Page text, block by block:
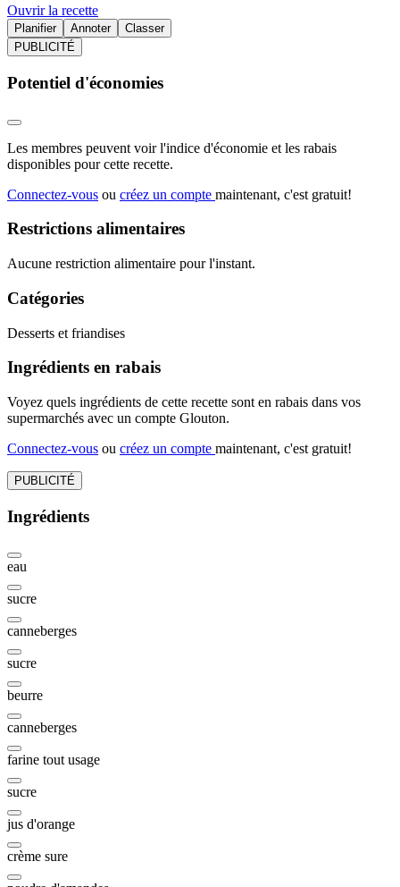
Ouvrir la recette
Planifier Annoter
Classer
PUBLICITÉ
Potentiel d'économies
Les membres peuvent voir l'indice d'économie et les rabais
disponibles pour cette recette.
Connectez-vous ou créez un compte maintenant, c'est gratuit!
Restrictions alimentaires
Aucune restriction alimentaire pour l'instant.
Catégories
Desserts et friandises
Ingrédients en rabais
Voyez quels ingrédients de cette recette sont en rabais dans vos
supermarchés avec un compte Glouton.
Connectez-vous ou créez un compte maintenant, c'est gratuit!
PUBLICITÉ
Ingrédients
eau
sucre
canneberges
sucre
beurre
canneberges
farine tout usage
sucre
jus d'orange
crème sure